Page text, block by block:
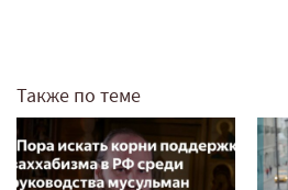
Также по теме